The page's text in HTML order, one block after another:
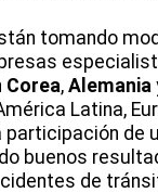
tomando
Corea, Alemania
Latina,
participación de
buenos
de